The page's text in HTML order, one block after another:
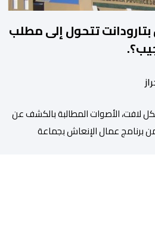
تتحول إلى مطلب
لافت، الأصوات المطالبة بالكشف عن
برنامج عمال الإنعاش بجماعة